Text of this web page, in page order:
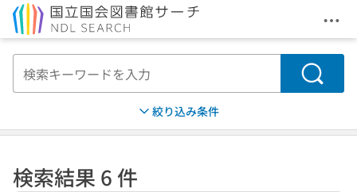
メ
検索
絞り込み条件
検索結果 6 件